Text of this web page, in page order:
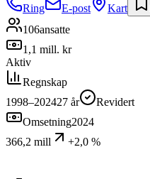
Ring
E-post Kart
106ansatte
1,1 mill. kr
Aktiv
Regnskap
1998–202427 år
Revidert
Omsetning2024
366,2 mill
+2,0 %